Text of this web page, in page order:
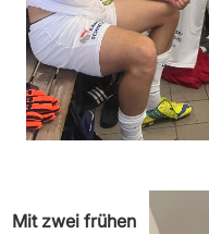
Mit zwei frühen